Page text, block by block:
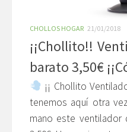
CHOLLOS HOGAR 21/01/2018
¡¡Chollito!!
barato 3,50€
¡¡ Chollito
tenemos aquí otra
mano este